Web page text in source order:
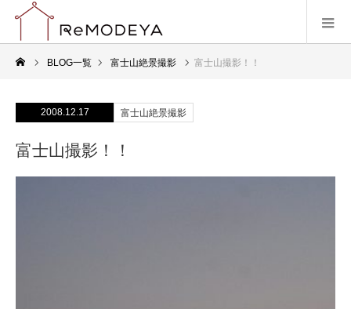
BLOG一覧 富士山絶景撮影 富士山撮影！！
2008.12.17 富士山絶景撮影
富士山撮影！！